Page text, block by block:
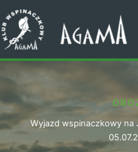
do
treści
Wyjazd wspinaczkowy na